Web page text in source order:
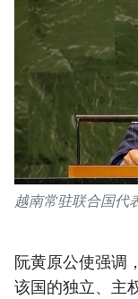
越南常驻联合国代
阮黄原公使强调
该国的独立、主